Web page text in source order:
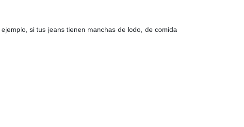
si tus jeans tienen manchas de lodo, de comida